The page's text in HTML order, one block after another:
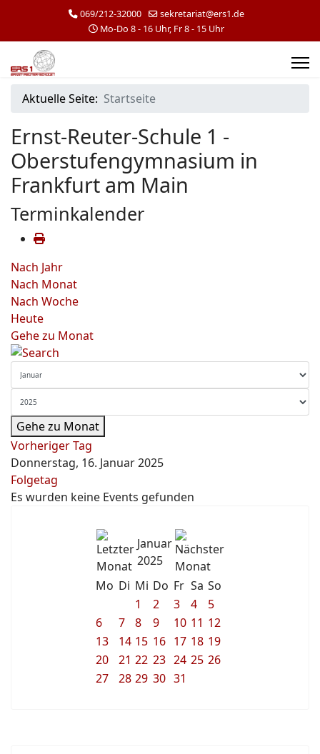
069/212-32000
sekretariat@ers1.de
Mo-Do 8 - 16 Uhr, Fr 8 - 15 Uhr
Aktuelle Seite: Startseite
Ernst-Reuter-Schule 1 -
Oberstufengymnasium in
Frankfurt am Main
Terminkalender
Nach Jahr
Nach Monat
Nach Woche
Heute
Gehe zu Monat
Gehe zu Monat
Vorheriger Tag
Donnerstag, 16. Januar 2025
Folgetag
Es wurden keine Events gefunden
Januar
2025
Mo Di Mi Do Fr Sa So
1
2 3 4
5
6
7 8 9 10 11 12
13
14 15 16 17 18 19
20
21 22 23 24 25 26
27
28 29 30 31